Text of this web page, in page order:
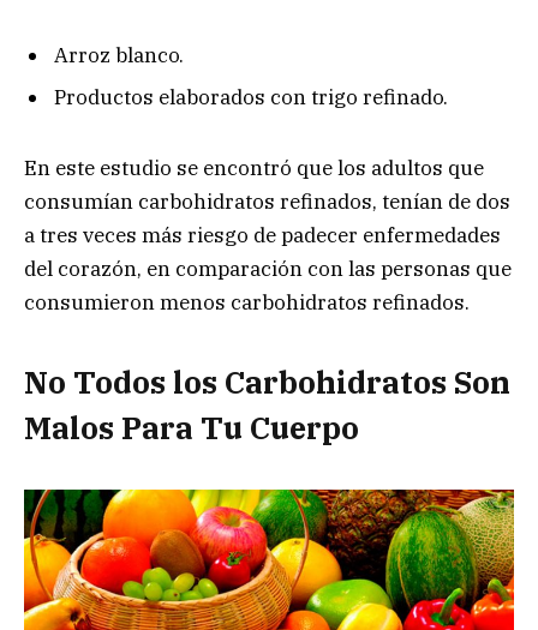
Arroz blanco.
Productos elaborados con trigo refinado.
En este estudio se encontró que los adultos que
consumían carbohidratos refinados, tenían de dos
a tres veces más riesgo de padecer enfermedades
del corazón, en comparación con las personas que
consumieron menos carbohidratos refinados.
No Todos los Carbohidratos Son
Malos Para Tu Cuerpo